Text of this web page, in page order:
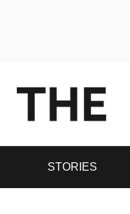
STORIES